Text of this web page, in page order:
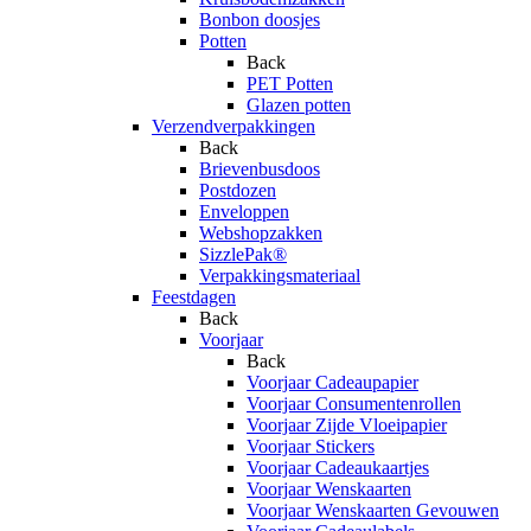
Bonbon doosjes
Potten
Back
PET Potten
Glazen potten
Verzendverpakkingen
Back
Brievenbusdoos
Postdozen
Enveloppen
Webshopzakken
SizzlePak®
Verpakkingsmateriaal
Feestdagen
Back
Voorjaar
Back
Voorjaar Cadeaupapier
Voorjaar Consumentenrollen
Voorjaar Zijde Vloeipapier
Voorjaar Stickers
Voorjaar Cadeaukaartjes
Voorjaar Wenskaarten
Voorjaar Wenskaarten Gevouwen